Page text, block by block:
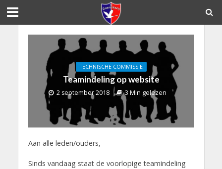
TECHNISCHE COMMISSIE
Teamindeling op website
2 september 2018 3 Min gelezen
Aan alle leden/ouders,
Sinds vandaag staat de voorlopige teamindeling